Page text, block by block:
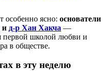
особенно ясно: основатели
и д-р Хан Хакча —
первой школой любви и
в обществе.
в эту неделю